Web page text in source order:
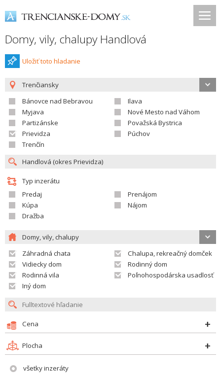
Domy, vily, chalupy Handlová
Uložiť toto hladanie
Trenčiansky
Bánovce nad Bebravou
Ilava
Myjava
Nové Mesto nad Váhom
Partizánske
Považská Bystrica
Prievidza
Púchov
Trenčín
Typ inzerátu
Predaj
Prenájom
Kúpa
Nájom
Dražba
Domy, vily, chalupy
Záhradná chata
Chalupa, rekreačný domček
Vidiecky dom
Rodinný dom
Rodinná vila
Poľnohospodárska usadlosť
Iný dom
Cena
Plocha
všetky inzeráty